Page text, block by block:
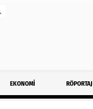
EKONOMİ RÖPORTAJ